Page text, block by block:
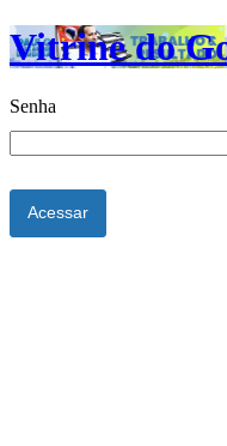
Vitrine do
Senha